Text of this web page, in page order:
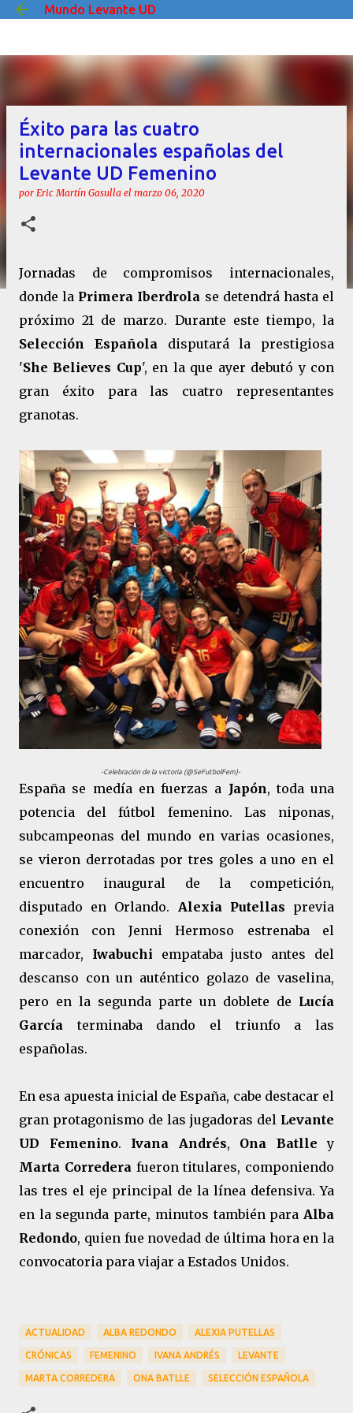
Ir al contenido principal
Mundo Levante UD
Éxito para las cuatro
internacionales españolas del
Levante UD Femenino
por Eric Martín Gasulla el marzo 06, 2020
Jornadas de compromisos internacionales,
donde la Primera Iberdrola se detendrá hasta el
próximo 21 de marzo. Durante este tiempo, la
Selección Españoladisputará la prestigiosa
'She Believes Cup', en la que ayer debutó y con
gran éxito para las cuatro representantes
granotas.
-Celebración de la victoria (@SeFutbolFem)-
España se medía en fuerzas a Japón, toda una
potencia del fútbol femenino. Las niponas,
subcampeonas del mundo en varias ocasiones,
se vieron derrotadas por tres goles a uno en el
encuentro inaugural de la competición,
disputado en Orlando. Alexia Putellas previa
conexión con Jenni Hermoso estrenaba el
marcador, Iwabuchi empataba justo antes del
descanso con un auténtico golazo de vaselina,
pero en la segunda parte un doblete de Lucía
García terminaba dando el triunfo a las
españolas.
En esa apuesta inicial de España, cabe destacar el
gran protagonismo de las jugadoras del Levante
UD Femenino. Ivana Andrés, Ona Batlle y
Marta Correderafueron titulares, componiendo
las tres el eje principal de la línea defensiva. Ya
en la segunda parte, minutos también para Alba
Redondo, quien fue novedad de última hora en la
convocatoria para viajar a Estados Unidos.
ACTUALIDAD ALBA REDONDO ALEXIA PUTELLAS
CRÓNICAS FEMENINO IVANA ANDRÉS LEVANTE
MARTA CORREDERA ONA BATLLE SELECCIÓN ESPAÑOLA